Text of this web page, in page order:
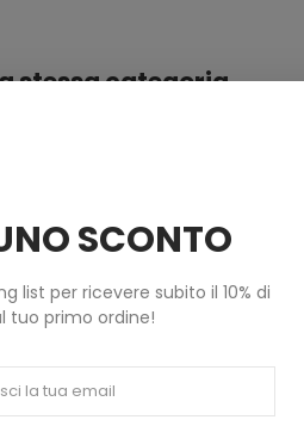
stessa categoria
SCONTO
list per ricevere subito il 10% di
tuo primo ordine!